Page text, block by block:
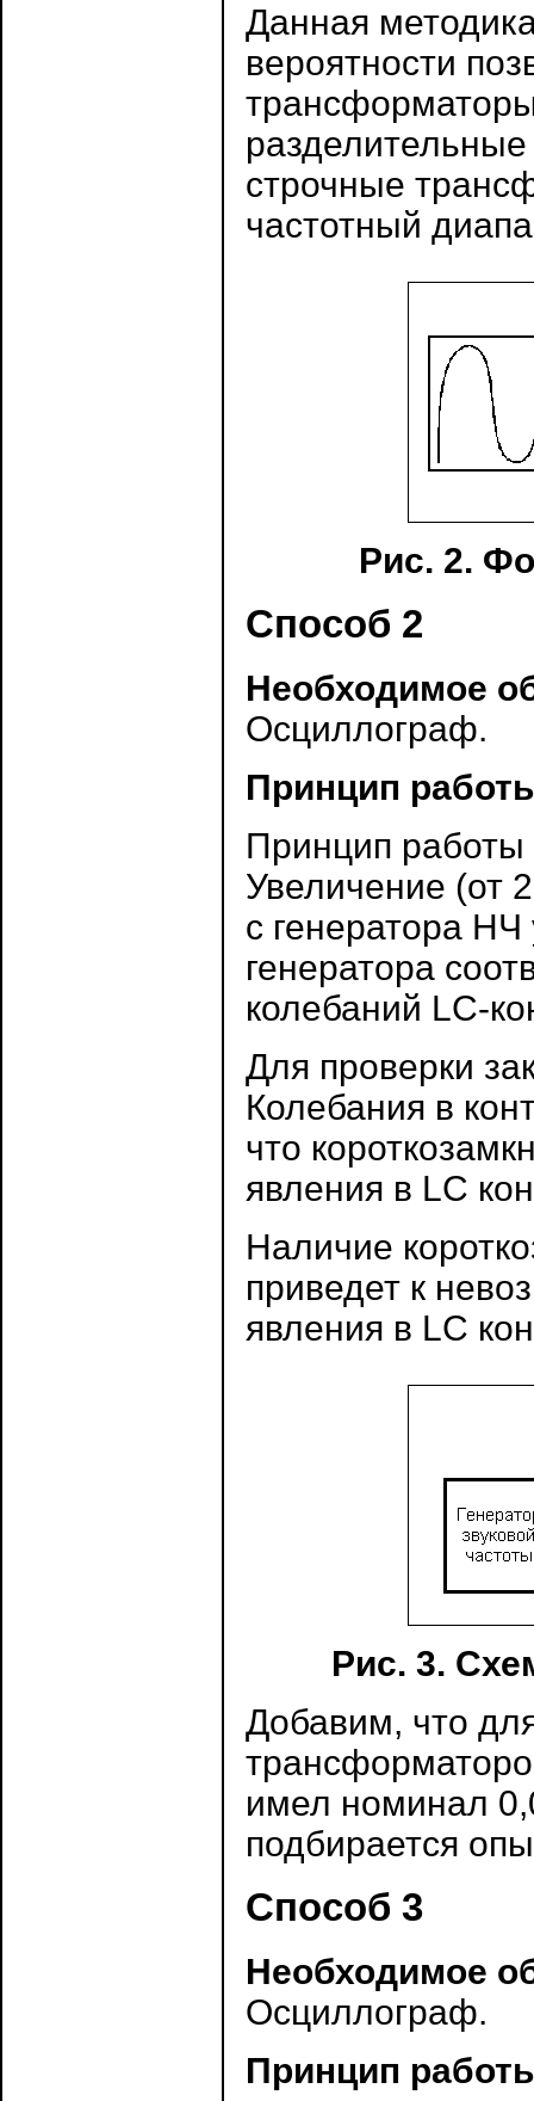
Данная
вероятности
строчные
частотный
Рис. 2.
Способ 2
Необходимое
Осциллограф.
Принцип
Принцип работы
Увеличение (от
с генератора НЧ
генератора
колебаний LC-
Для проверки
Колебания в
что
явления в LC
Наличие
приведет к
явления в LC
Рис. 3.
Добавим, что
имел номинал
подбирается
Способ 3
Необходимое
Осциллограф.
Принцип